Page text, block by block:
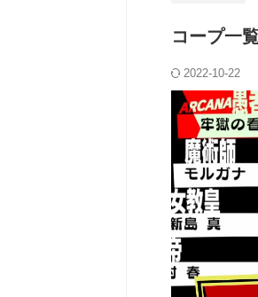
コープ一
2022-10-22